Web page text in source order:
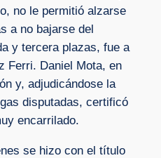
no le permitió alzarse
a no bajarse del
y tercera plazas, fue a
Ferri. Daniel Mota, en
y, adjudicándose la
disputadas, certificó
encarrilado.
se hizo con el título